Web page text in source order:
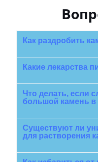
Как раздробить
Какие лекарства
Что делать, если
большой камень
Существуют ли
для растворения